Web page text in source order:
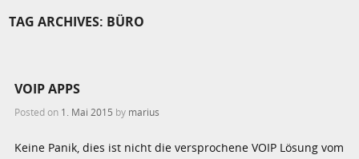
TAG ARCHIVES: BÜRO
VOIP APPS
Posted on 1. Mai 2015 by marius
Keine Panik, dies ist nicht die versprochene VOIP Lösung vom